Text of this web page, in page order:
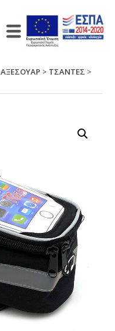
ΑΞΕΣΟΥΑΡ > ΤΣΑΝΤΕΣ >